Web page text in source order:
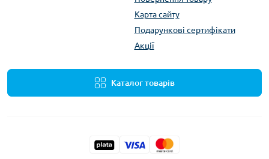
Карта сайту
Подарункові сертифікати
Акції
Каталог товарів